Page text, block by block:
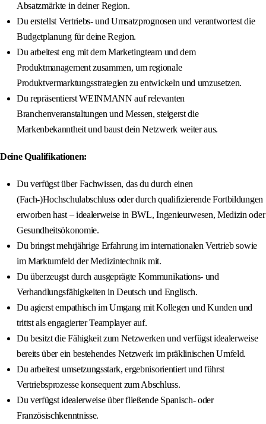
Absatzmärkte in deiner Region.
Du erstellst Vertriebs- und Umsatzprognosen und verantwortest die
Budgetplanung für deine Region.
Du arbeitest eng mit dem Marketingteam und dem
Produktmanagement zusammen, um regionale
Produktvermarktungsstrategien zu entwickeln und umzusetzen.
Du repräsentierst WEINMANN auf relevanten
Branchenveranstaltungen und Messen, steigerst die
Markenbekanntheit und baust dein Netzwerk weiter aus.
Deine Qualifikationen:
Du verfügst über Fachwissen, das du durch einen
(Fach-)Hochschulabschluss oder durch qualifizierende Fortbildungen
erworben hast – idealerweise in BWL, Ingenieurwesen, Medizin oder
Gesundheitsökonomie.
Du bringst mehrjährige Erfahrung im internationalen Vertrieb sowie
im Marktumfeld der Medizintechnik mit.
Du überzeugst durch ausgeprägte Kommunikations- und
Verhandlungsfähigkeiten in Deutsch und Englisch.
Du agierst empathisch im Umgang mit Kollegen und Kunden und
trittst als engagierter Teamplayer auf.
Du besitzt die Fähigkeit zum Netzwerken und verfügst idealerweise
bereits über ein bestehendes Netzwerk im präklinischen Umfeld.
Du arbeitest umsetzungsstark, ergebnisorientiert und führst
Vertriebsprozesse konsequent zum Abschluss.
Du verfügst idealerweise über fließende Spanisch- oder
Französischkenntnisse.